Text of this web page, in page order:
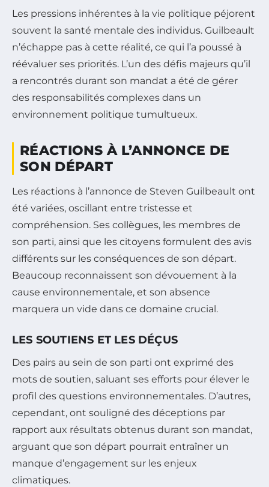
Les pressions inhérentes à la vie politique péjorent
souvent la santé mentale des individus. Guilbeault
n’échappe pas à cette réalité, ce qui l’a poussé à
réévaluer ses priorités. L’un des défis majeurs qu’il
a rencontrés durant son mandat a été de gérer
des responsabilités complexes dans un
environnement politique tumultueux.
RÉACTIONS À L’ANNONCE DE
SON DÉPART
Les réactions à l’annonce de Steven Guilbeault ont
été variées, oscillant entre tristesse et
compréhension. Ses collègues, les membres de
son parti, ainsi que les citoyens formulent des avis
différents sur les conséquences de son départ.
Beaucoup reconnaissent son dévouement à la
cause environnementale, et son absence
marquera un vide dans ce domaine crucial.
LES SOUTIENS ET LES DÉÇUS
Des pairs au sein de son parti ont exprimé des
mots de soutien, saluant ses efforts pour élever le
profil des questions environnementales. D’autres,
cependant, ont souligné des déceptions par
rapport aux résultats obtenus durant son mandat,
arguant que son départ pourrait entraîner un
manque d’engagement sur les enjeux
climatiques.